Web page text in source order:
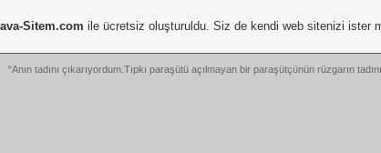
“Anın tadını çıkarıyordum.Tıpkı paraşütü açılmayan bir paraşütçünün rüzgarın tadını
Sitem.com ile ücretsiz oluşturuldu. Siz de kendi web sitenizi ister